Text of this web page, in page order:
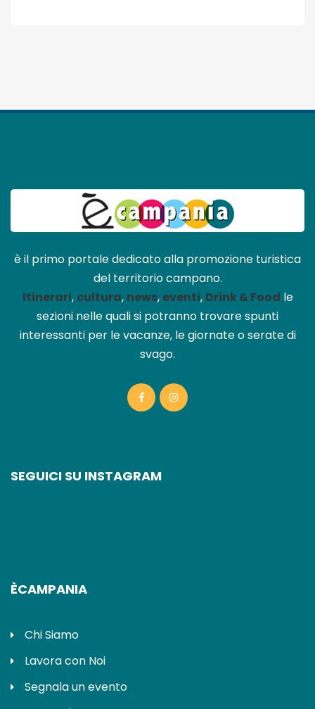
è il primo portale dedicato alla promozione turistica
del territorio campano.
Itinerari, cultura, news, eventi, Drink & Food le
sezioni nelle quali si potranno trovare spunti
interessanti per le vacanze, le giornate o serate di
svago.
SEGUICI SU INSTAGRAM
ÈCAMPANIA
Chi Siamo
Lavora con Noi
Segnala un evento